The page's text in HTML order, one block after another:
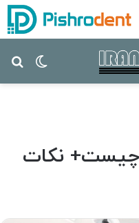
تغییر
چیست+ نکات